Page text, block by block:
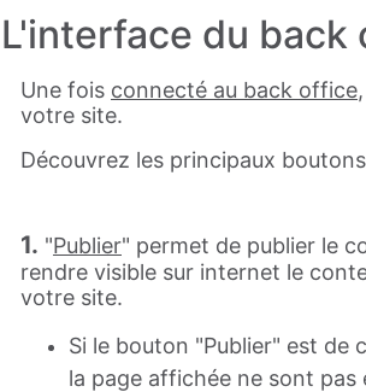
L'interface du back
Une fois connecté au back office
votre site.
Découvrez les principaux
1. "Publier" permet de publier le
rendre visible sur internet le
votre site.
Si le bouton "Publier" est de
la page affichée ne sont